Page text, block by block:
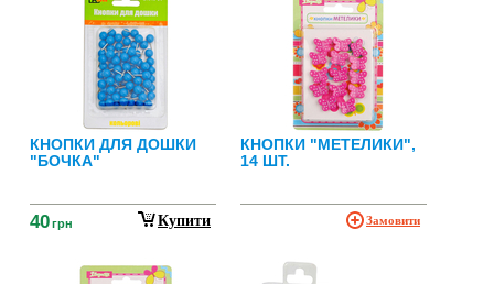
КНОПКИ ДЛЯ ДОШКИ
"БОЧКА"
40грн Купити
КНОПКИ "МЕТЕЛИКИ",
14 ШТ.
Замовити